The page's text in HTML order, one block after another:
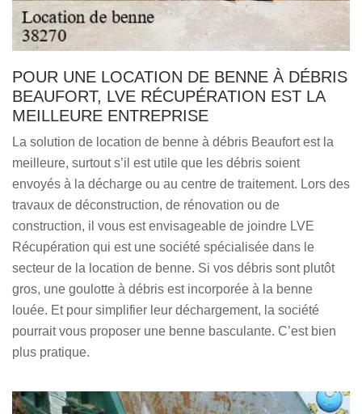
POUR UNE LOCATION DE BENNE À DÉBRIS
BEAUFORT, LVE RÉCUPÉRATION EST LA
MEILLEURE ENTREPRISE
La solution de location de benne à débris Beaufort est la
meilleure, surtout s’il est utile que les débris soient
envoyés à la décharge ou au centre de traitement. Lors des
travaux de déconstruction, de rénovation ou de
construction, il vous est envisageable de joindre LVE
Récupération qui est une société spécialisée dans le
secteur de la location de benne. Si vos débris sont plutôt
gros, une goulotte à débris est incorporée à la benne
louée. Et pour simplifier leur déchargement, la société
pourrait vous proposer une benne basculante. C’est bien
plus pratique.